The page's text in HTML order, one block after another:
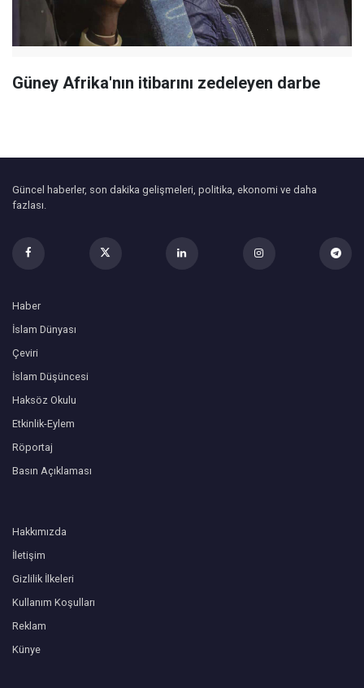
Güney Afrika'nın itibarını zedeleyen darbe
Güncel haberler, son dakika gelişmeleri, politika, ekonomi ve daha
fazlası.
Haber
İslam Dünyası
Çeviri
İslam Düşüncesi
Haksöz Okulu
Etkinlik-Eylem
Röportaj
Basın Açıklaması
Hakkımızda
İletişim
Gizlilik İlkeleri
Kullanım Koşulları
Reklam
Künye